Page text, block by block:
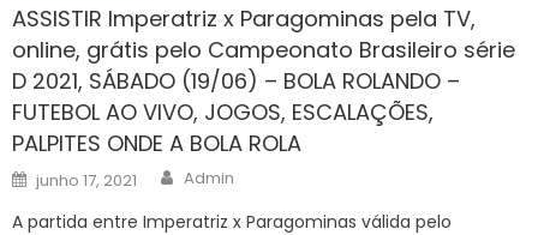
ASSISTIR Imperatriz x Paragominas pela TV,
online, grátis pelo Campeonato Brasileiro série
D 2021, SÁBADO (19/06) – BOLA ROLANDO –
FUTEBOL AO VIVO, JOGOS, ESCALAÇÕES,
PALPITES ONDE A BOLA ROLA
Posted
on
junho 17, 2021 Author
Admin
A partida entre Imperatriz x Paragominas válida pelo